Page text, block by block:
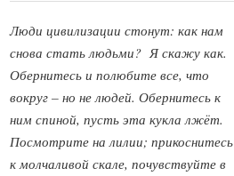
Люди цивилизации стонут: как нам
снова стать людьми? Я скажу как.
Обернитесь и полюбите все, что
вокруг – но не людей. Обернитесь к
ним спиной, пусть эта кукла лжёт.
Посмотрите на лилии; прикоснитесь
к молчаливой скале, почувствуйте в